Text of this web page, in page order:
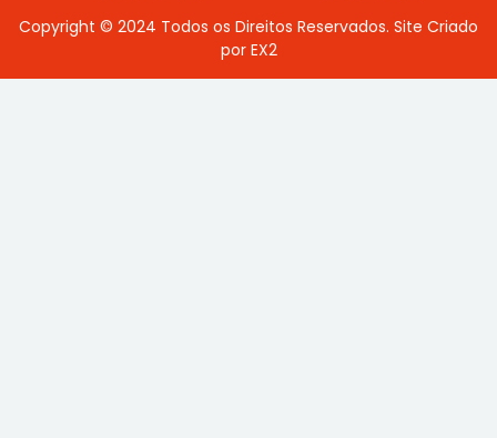
Copyright © 2024 Todos os Direitos Reservados. Site Criado
por EX2